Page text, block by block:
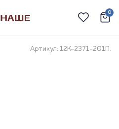
0
Артикул: 12К-2371-201П.